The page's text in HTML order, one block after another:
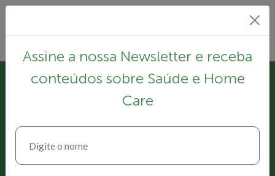
11 de maio de 2021
Infectologista alerta sobre uso
indiscriminado
Assine a nossa Newsletter e receba
conteúdos sobre Saúde e Home
Care